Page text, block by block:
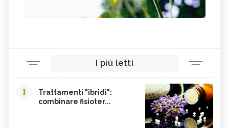
I più letti
1
Trattamenti "ibridi":
combinare fisioter...